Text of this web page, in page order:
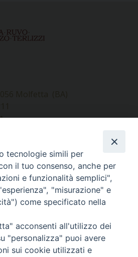
–
sociali
Molfetta (BA)
tecnologie simili per
il tuo consenso, anche per
e funzionalità semplici",
"misurazione" e
come specificato nella
acconsenti all'utilizzo dei
"personalizza" puoi avere
sui cookie utilizzati e